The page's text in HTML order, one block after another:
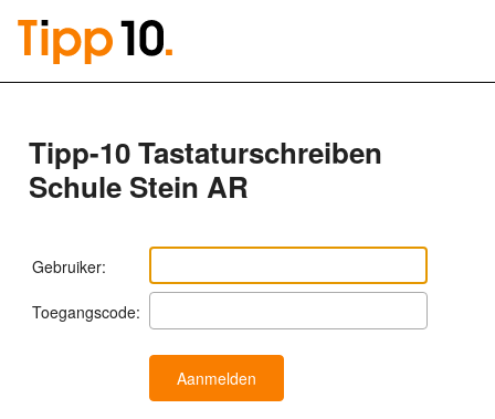
Tipp-10 Tastaturschreiben
Schule Stein AR
Gebruiker:
Toegangscode: